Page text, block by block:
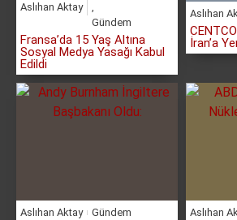
Aslıhan Aktay
,
Gündem
Fransa’da 15 Yaş Altına
Sosyal Medya Yasağı Kabul
Edildi
Aslıhan
İran’a
Aslıhan Aktay Gündem Aslıhan